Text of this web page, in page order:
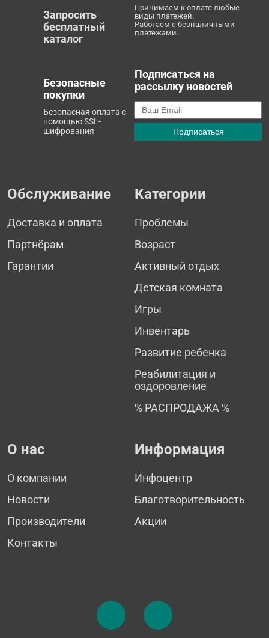
Запросить
бесплатный
каталог
Принимаем к оплате любые
виды платежей.
Работаем с безналичными
платежами.
Безопасные
покупки
Безопасная оплата с
помощью SSL-
шифрования
Подписаться на
рассылку новостей
Обслуживание
Доставка и оплата
Партнёрам
Гарантии
Категории
Проблемы
Возраст
Активный отдых
Детская комната
Игры
Инвентарь
Развитие ребенка
Реабилитация и
оздоровление
% РАСПРОДАЖА %
О нас
О компании
Новости
Производители
Контакты
Информация
Инфоцентр
Благотворительность
Акции